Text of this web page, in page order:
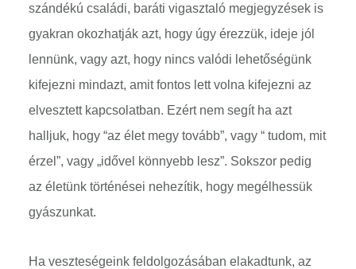
szándékú családi, baráti vigasztaló megjegyzések is
gyakran okozhatják azt, hogy úgy érezzük, ideje jól
lennünk, vagy azt, hogy nincs valódi lehetőségünk
kifejezni mindazt, amit fontos lett volna kifejezni az
elvesztett kapcsolatban. Ezért nem segít ha azt
halljuk, hogy “az élet megy tovább”, vagy “ tudom, mit
érzel”, vagy „idővel könnyebb lesz”. Sokszor pedig
az életünk történései nehezítik, hogy megélhessük
gyászunkat.
Ha veszteségeink feldolgozásában elakadtunk, az